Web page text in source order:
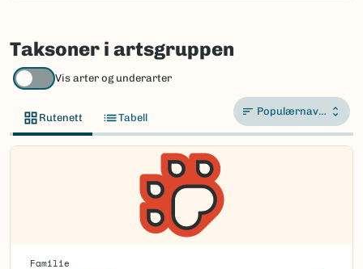
Taksoner i artsgruppen
Vis arter og underarter
Rutenett Tabell Populærnavn A-Å
Familie